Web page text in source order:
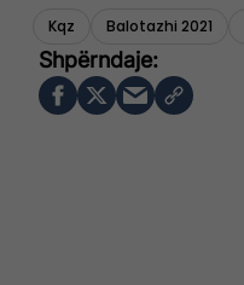
Kqz Balotazhi 2021